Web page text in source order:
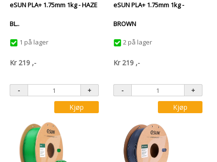
eSUN PLA+ 1.75mm 1kg - HAZE
BL..
1 på lager
Kr 219 ,-
Kjøp
eSUN PLA+ 1.75mm 1kg -
BROWN
2 på lager
Kr 219 ,-
Kjøp